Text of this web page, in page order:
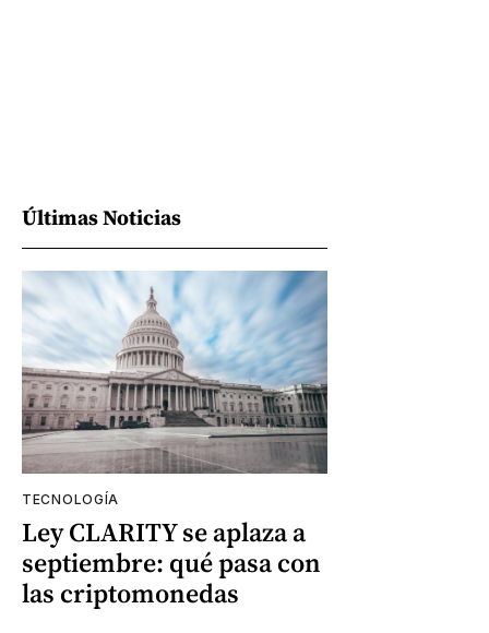
Últimas Noticias
TECNOLOGÍA
Ley CLARITY se aplaza a
septiembre: qué pasa con
las criptomonedas